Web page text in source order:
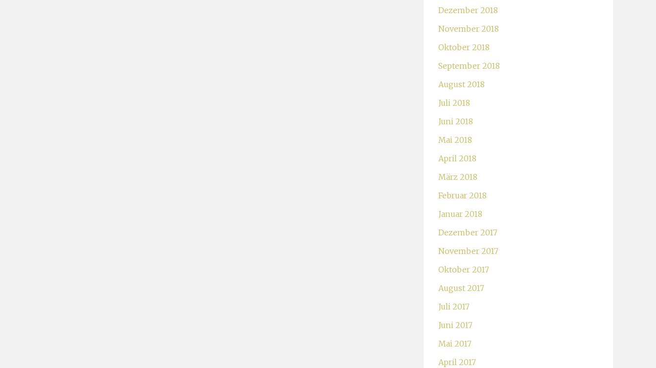
Dezember 2018
November 2018
Oktober 2018
September 2018
August 2018
Juli 2018
Juni 2018
Mai 2018
April 2018
März 2018
Februar 2018
Januar 2018
Dezember 2017
November 2017
Oktober 2017
August 2017
Juli 2017
Juni 2017
Mai 2017
April 2017